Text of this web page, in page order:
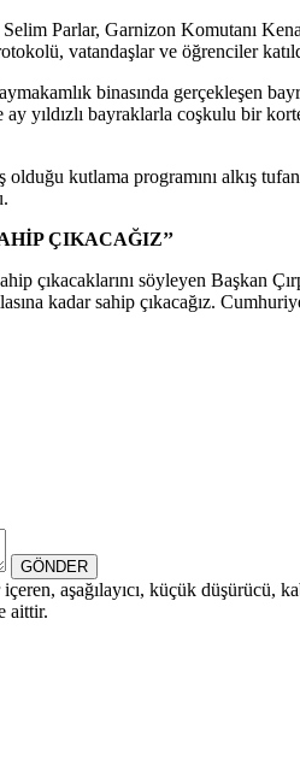
Parlar, Garnizon Komutanı
vatandaşlar ve öğrenciler
binasında gerçekleşen
ay yıldızlı bayraklarla coşkulu bir
kutlama programını alkış
ÇIKACAĞIZ’’
çıkacaklarını söyleyen Başkan
kadar sahip çıkacağız.
GÖNDER
aşağılayıcı, küçük
aittir.